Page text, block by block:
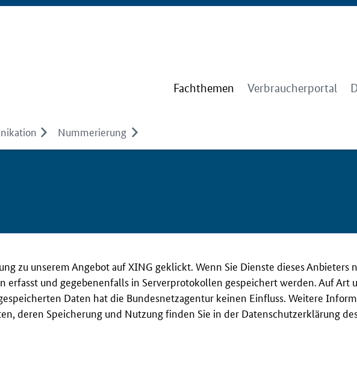
Fachthemen Verbraucherportal
Nummerierung
zu unserem Angebot auf XING geklickt. Wenn Sie Dienste dieses Anbieters
erfasst und gegebenenfalls in Serverprotokollen gespeichert werden. Auf Art
Daten hat die Bundesnetzagentur keinen Einfluss. Weitere
deren Speicherung und Nutzung finden Sie in der Datenschutzerklärung